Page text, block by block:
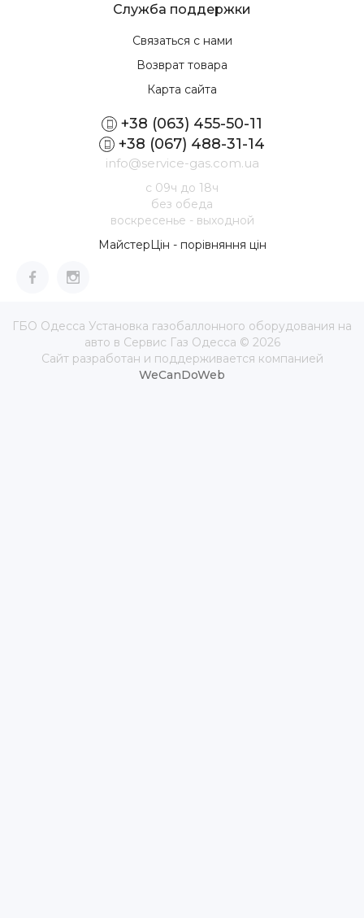
Служба поддержки
Связаться с нами
Возврат товара
Карта сайта
+38 (063) 455-50-11
+38 (067) 488-31-14
info@service-gas.com.ua
с 09ч до 18ч
без обеда
воскресенье - выходной
МайстерЦін - порівняння цін
ГБО Одесса Установка газобаллонного оборудования на
авто в Сервис Газ Одесса © 2026
Сайт разработан и поддерживается компанией
WeCanDoWeb